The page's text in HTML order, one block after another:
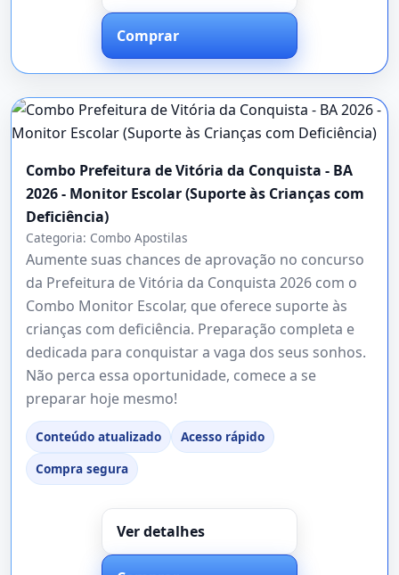
Comprar
Combo Prefeitura de Vitória da Conquista - BA
2026 - Monitor Escolar (Suporte às Crianças com
Deficiência)
Categoria: Combo Apostilas
Aumente suas chances de aprovação no concurso
da Prefeitura de Vitória da Conquista 2026 com o
Combo Monitor Escolar, que oferece suporte às
crianças com deficiência. Preparação completa e
dedicada para conquistar a vaga dos seus sonhos.
Não perca essa oportunidade, comece a se
preparar hoje mesmo!
Conteúdo atualizado
Acesso rápido
Compra segura
Ver detalhes